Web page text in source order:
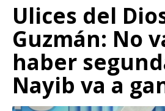
Ulices del
Guzmán: No
haber
Nayib va a